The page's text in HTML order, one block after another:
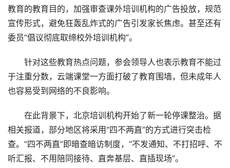
教育的教育目的，加强审查课外培训机构的广告投放，规范
宣传形式，避免狂轰乱炸式的广告引发家长焦虑。甚至还有
委员“倡议彻底取缔校外培训机构”。
针对这些教育热点问题，参会领导人也表示教育不能过
于注重分数，云端课堂一方面打破了教育围墙，但未成年人
也容易受到网络的不良影响。
在此背景下，北京培训机构开始了新一轮停课整治。据
相关报道，部分地区将采用“四不两直”的方式进行突击检
查。“四不两直”即暗查暗访制度，“不发通知、不打招呼、不
听汇报、不用陪同接待、直奔基层、直插现场”。